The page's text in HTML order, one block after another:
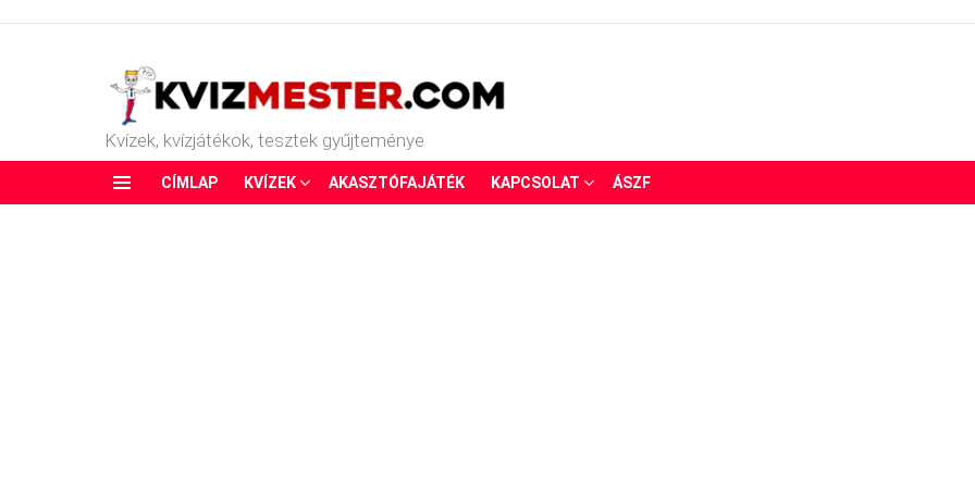
Kvízek, kvízjátékok, tesztek gyűjteménye
CÍMLAP KVÍZEK AKASZTÓFAJÁTÉK KAPCSOLAT ÁSZF